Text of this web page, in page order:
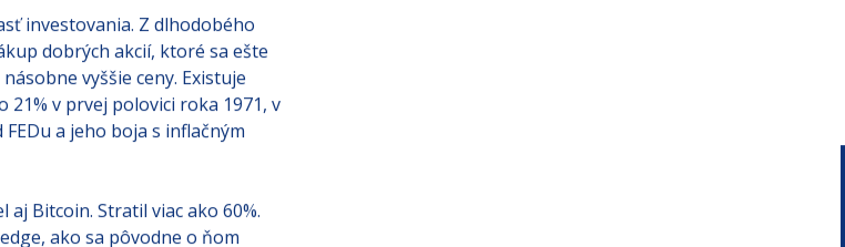
v momente, keď FED zjemní
investovania. Z dlhodobého
dobrých akcií, ktoré sa ešte
vyššie ceny. Existuje
v prvej polovici roka 1971, v
a jeho boja s inflačným